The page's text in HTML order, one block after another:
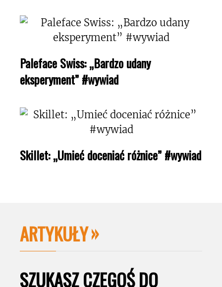
Paleface Swiss: „Bardzo udany
eksperyment” #wywiad
Skillet: „Umieć doceniać różnice” #wywiad
ARTYKUŁY
SZUKASZ CZEGOŚ DO